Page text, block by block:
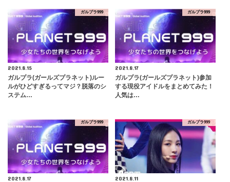
ガルプラ999
2021.8.15
ガルプラ(ガールズプラネット)ルー
ルがひどすぎるってマジ？脱落のシ
ステム…
ガルプラ999
2021.8.17
ガルプラ(ガールズプラネット)参加
する現役アイドルをまとめてみた！
人気は…
ガルプラ999
2021.8.17
ガルプラ999
2021.8.11